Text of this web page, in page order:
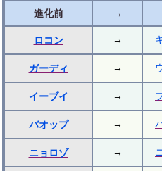
進化前 →
ロコン →
ガーディ →
イーブイ →
バオップ →
ニョロゾ →